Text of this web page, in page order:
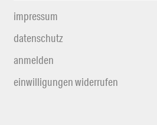
impressum
datenschutz
anmelden
einwilligungen widerrufen